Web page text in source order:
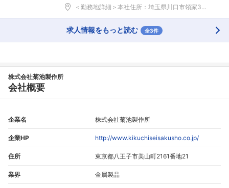
＜勤務地詳細＞本社住所：埼玉県川口市領家3-4-2...
求人情報をもっと読む 全3件
株式会社菊池製作所
会社概要
企業名 株式会社菊池製作所
企業HP http://www.kikuchiseisakusho.co.jp/
住所 東京都八王子市美山町2161番地21
業界 金属製品